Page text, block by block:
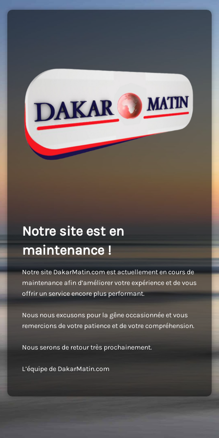
Notre site est en
maintenance !
Notre site DakarMatin.com est actuellement en cours de
maintenance afin d’améliorer votre expérience et de vous
offrir un service encore plus performant.
Nous nous excusons pour la gêne occasionnée et vous
remercions de votre patience et de votre compréhension.
Nous serons de retour très prochainement.
L’équipe de DakarMatin.com